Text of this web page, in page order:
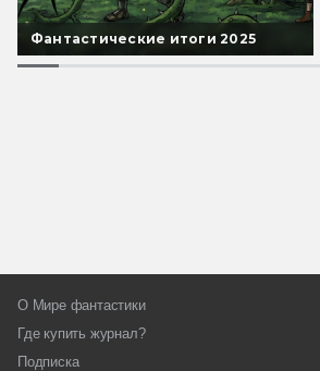
Фантастические итоги 2025
О Мире фантастики
Где купить журнал?
Подписка